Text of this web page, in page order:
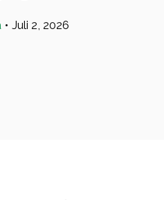
• Juli 2, 2026